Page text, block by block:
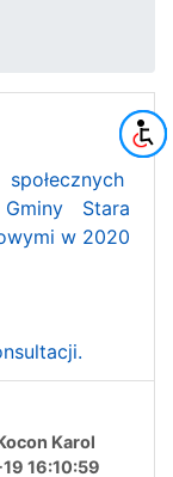
Stara
w 2020
Karol
16:10:59